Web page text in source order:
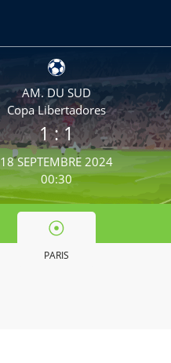
AM. DU SUD
Copa Libertadores
1 : 1
18 SEPTEMBRE 2024
00:30
PARIS